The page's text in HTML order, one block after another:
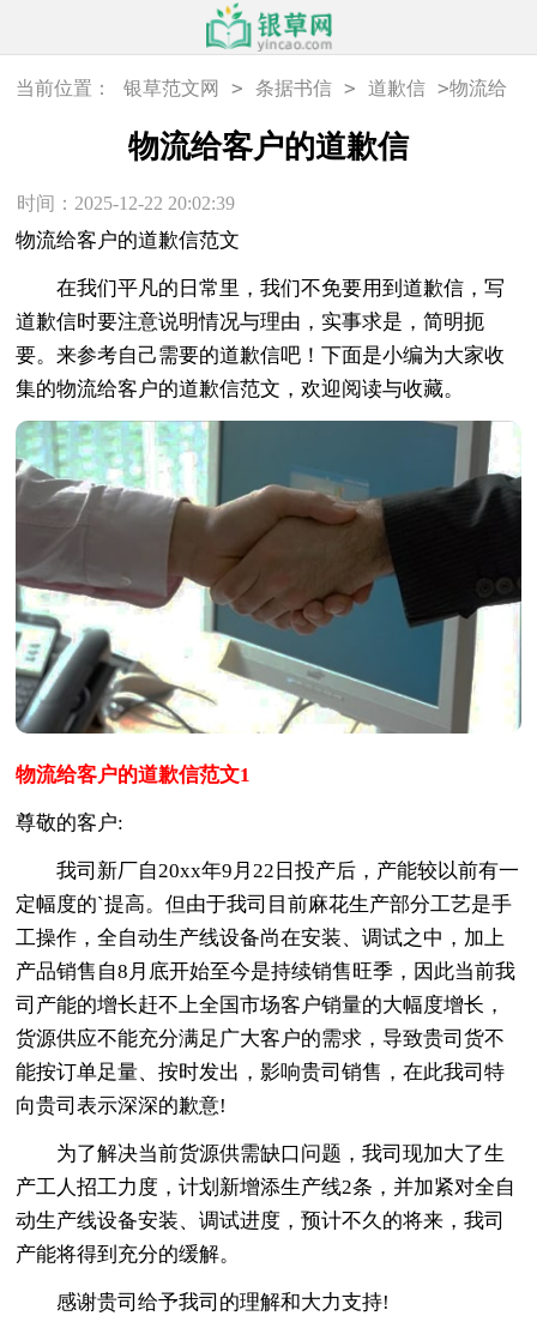
当前位置： 银草范文网 > 条据书信 > 道歉信 >物流给
物流给客户的道歉信
时间：2025-12-22 20:02:39
物流给客户的道歉信范文
在我们平凡的日常里，我们不免要用到道歉信，写
道歉信时要注意说明情况与理由，实事求是，简明扼
要。来参考自己需要的道歉信吧！下面是小编为大家收
集的物流给客户的道歉信范文，欢迎阅读与收藏。
物流给客户的道歉信范文1
尊敬的客户:
我司新厂自20xx年9月22日投产后，产能较以前有一
定幅度的`提高。但由于我司目前麻花生产部分工艺是手
工操作，全自动生产线设备尚在安装、调试之中，加上
产品销售自8月底开始至今是持续销售旺季，因此当前我
司产能的增长赶不上全国市场客户销量的大幅度增长，
货源供应不能充分满足广大客户的需求，导致贵司货不
能按订单足量、按时发出，影响贵司销售，在此我司特
向贵司表示深深的歉意!
为了解决当前货源供需缺口问题，我司现加大了生
产工人招工力度，计划新增添生产线2条，并加紧对全自
动生产线设备安装、调试进度，预计不久的将来，我司
产能将得到充分的缓解。
感谢贵司给予我司的理解和大力支持!